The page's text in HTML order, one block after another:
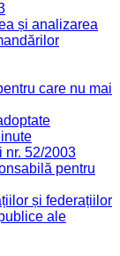
și analizarea
care nu mai
nr. 52/2003
pentru
și federațiilor
ale